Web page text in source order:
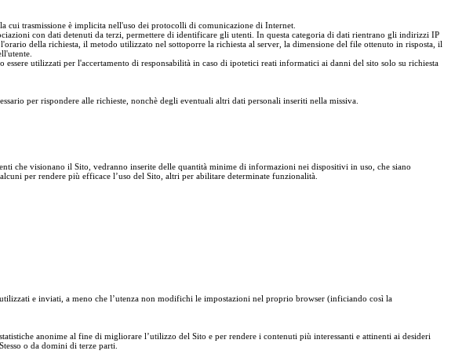
cui trasmissione è implicita nell'uso dei protocolli di comunicazione di Internet.
con dati detenuti da terzi, permettere di identificare gli utenti. In questa categoria di dati rientrano gli indirizzi IP
della richiesta, il metodo utilizzato nel sottoporre la richiesta al server, la dimensione del file ottenuto in risposta, il
utilizzati per l'accertamento di responsabilità in caso di ipotetici reati informatici ai danni del sito solo su richiesta
per rispondere alle richieste, nonchè degli eventuali altri dati personali inseriti nella missiva.
che visionano il Sito, vedranno inserite delle quantità minime di informazioni nei dispositivi in uso, che siano
per rendere più efficace l’uso del Sito, altri per abilitare determinate funzionalità.
e inviati, a meno che l’utenza non modifichi le impostazioni nel proprio browser (inficiando così la
anonime al fine di migliorare l’utilizzo del Sito e per rendere i contenuti più interessanti e attinenti ai desideri
o da domini di terze parti.